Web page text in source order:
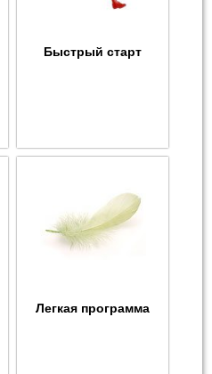
Быстрый старт
Легкая программа